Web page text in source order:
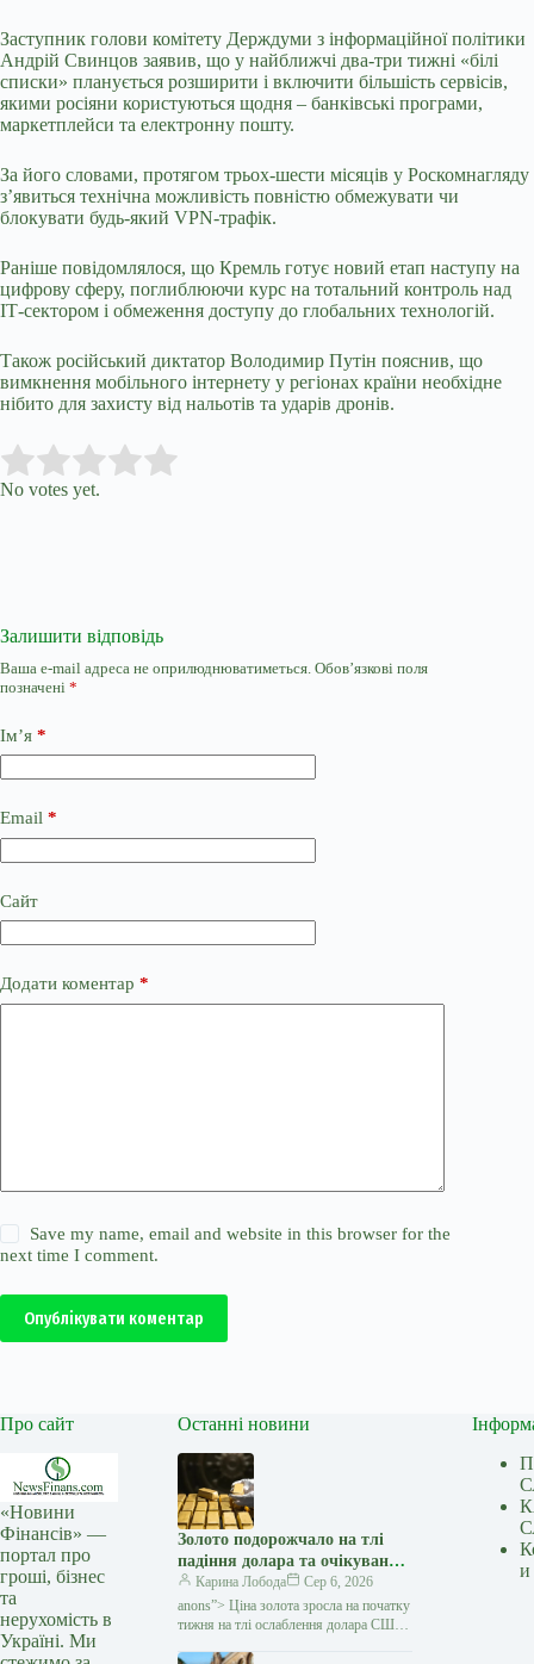
Заступник голови комітету Держдуми з інформаційної політики
Андрій Свинцов заявив, що у найближчі два-три тижні «білі
списки» планується розширити і включити більшість сервісів,
якими росіяни користуються щодня – банківські програми,
маркетплейси та електронну пошту.
За його словами, протягом трьох-шести місяців у Роскомнагляду
з’явиться технічна можливість повністю обмежувати чи
блокувати будь-який VPN-трафік.
Раніше повідомлялося, що Кремль готує новий етап наступу на
цифрову сферу, поглиблюючи курс на тотальний контроль над
ІТ-сектором і обмеження доступу до глобальних технологій.
Також російський диктатор Володимир Путін пояснив, що
вимкнення мобільного інтернету у регіонах країни необхідне
нібито для захисту від нальотів та ударів дронів.
Rate this item:
No votes yet.
Залишити відповідь
Ваша e-mail адреса не оприлюднюватиметься. Обов’язкові поля
позначені *
Ім’я *
Email *
Сайт
Додати коментар *
Save my name, email and website in this browser for the
next time I comment.
Опублікувати коментар
Про сайт
«Новини
Фінансів» —
портал про
гроші, бізнес
та
нерухомість в
Україні. Ми
Останні новини
Золото подорожчало на тлі
падіння долара та очікувань
переговорів США з Іраном —
Мінфін
Карина Лобода
Сер 6, 2026
anons”> Ціна золота зросла на початку
тижня на тлі ослаблення долара США
и